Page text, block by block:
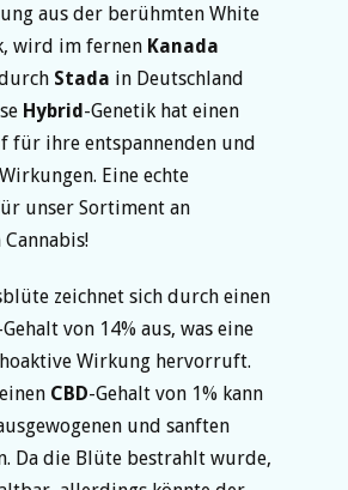
aus der berühmten White
wird im fernen Kanada
Stada in Deutschland
Hybrid-Genetik hat einen
für ihre entspannenden und
Eine echte
unser Sortiment an
zeichnet sich durch einen
Gehalt von 14% aus, was eine
Wirkung hervorruft.
CBD-Gehalt von 1% kann
und sanften
Da die Blüte bestrahlt wurde,